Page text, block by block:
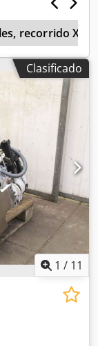
recorrido X de
Clasificado
1 / 11